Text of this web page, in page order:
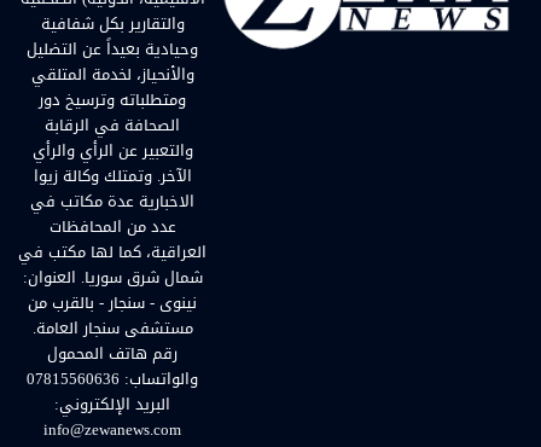
والتقارير بكل شفافية
وحيادية بعيداً عن التضليل
والأنحياز، لخدمة المتلقي
ومتطلباته وترسيخ دور
الصحافة في الرقابة
والتعبير عن الرأي والرأي
الآخر. وتمتلك وكالة زيوا
الاخبارية عدة مكاتب في
عدد من المحافظات
العراقية، كما لها مكتب في
شمال شرق سوريا. العنوان:
نينوى - سنجار - بالقرب من
مستشفى سنجار العامة.
رقم هاتف المحمول
والواتساب: 07815560636
البريد الإلكتروني:
info@zewanews.com